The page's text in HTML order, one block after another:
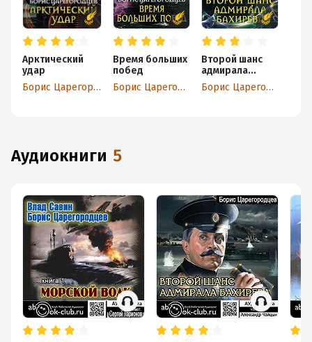
Арктический
удар
Борис Царегородцев
Время больших
побед
Борис Царегородцев
Второй шанс
адмирала
Бахирева
Борис Царегородцев
аудиокниги 5